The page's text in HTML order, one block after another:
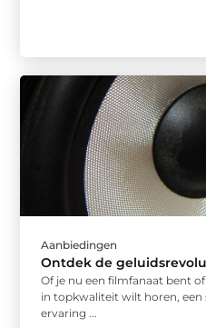
Aanbiedingen
Ontdek de
Of je nu een filmfanaat bent
in topkwaliteit wilt horen, een
ervaring ...